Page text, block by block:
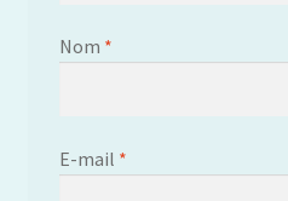
Nom *
E-mail *